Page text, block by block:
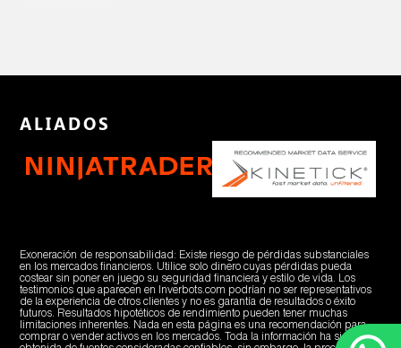
ALIADOS
Exoneración de responsabilidad: Existe riesgo de pérdidas substanciales
en los mercados financieros. Utilice solo dinero cuyas pérdidas pueda
costear sin poner en juego su seguridad financiera y estilo de vida. Los
testimonios que aparecen en Inverbots.com podrían no ser representativos
de la experiencia de otros clientes y no es garantía de resultados o éxito
futuros. Resultados hipotéticos de rendimiento pueden tener muchas
limitaciones inherentes. Nada en esta página es una recomendación para
comprar o vender activos en los mercados. Toda la información ha sido